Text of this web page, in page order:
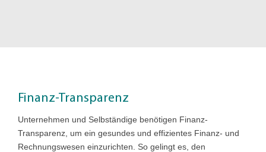
Finanz-Transparenz
Unternehmen und Selbständige benötigen Finanz-
Transparenz, um ein gesundes und effizientes Finanz- und
Rechnungswesen einzurichten. So gelingt es, den